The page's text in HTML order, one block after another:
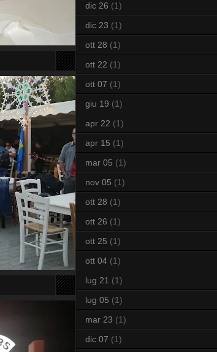
dic 26 (1)
dic 23 (1)
ott 28 (1)
ott 22 (1)
ott 07 (1)
giu 19 (1)
apr 22 (1)
apr 15 (1)
mar 05 (1)
nov 05 (1)
ott 28 (1)
ott 26 (1)
ott 25 (1)
ott 04 (1)
lug 21 (1)
lug 05 (1)
mar 23 (1)
dic 07 (1)